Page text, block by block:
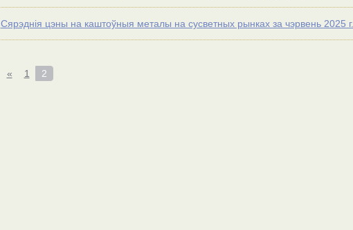
Сярэднія цэны на каштоўныя металы на сусветных рынках за чэрвень 2025 г.
« 1 2